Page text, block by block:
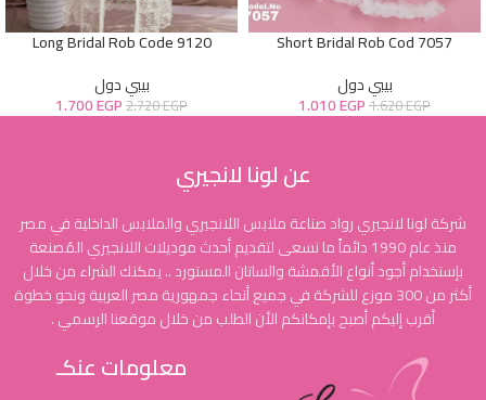
Short Bridal Rob Cod 7057
بيبي دول
1.620EGP
1.010EGP
Long Bridal Rob Code 9120
بيبي دول
2.720EGP
1.700EGP
عن لونا لانجيري
شركة لونا لانجيري رواد صناعة ملابس اللانجيري والملابس الداخلية في مصر
منذ عام 1990 دائماً ما نسعى لتقديم أحدث موديلات اللانجيري المُصنعة
بإستخدام أجود أنواع الأقمشة والساتان المستورد .. يمكنك الشراء من خلال
أكثر من 300 موزع للشركة في جميع أنحاء جمهورية مصر العربية ونحو خطوة
أقرب إليكم أصبح بإمكانكم الأن الطلب من خلال موقعنا الرسمي .
معلومات عنكـ